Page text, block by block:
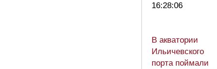
16:28:06
В акватории
Ильичевского
порта поймали